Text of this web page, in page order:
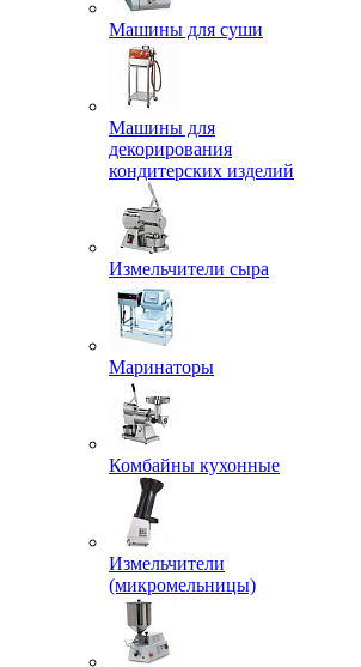
Машины для суши
Машины для
декорирования
кондитерских изделий
Измельчители сыра
Маринаторы
Комбайны кухонные
Измельчители
(микромельницы)